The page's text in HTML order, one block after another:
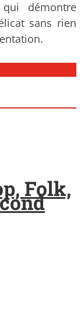
démontre
sans rien
Folk,